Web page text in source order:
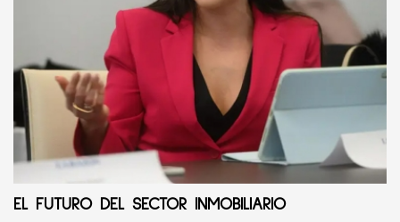
EL FUTURO DEL SECTOR INMOBILIARIO